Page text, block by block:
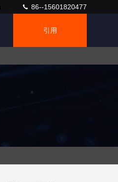
86--15601820477
引用